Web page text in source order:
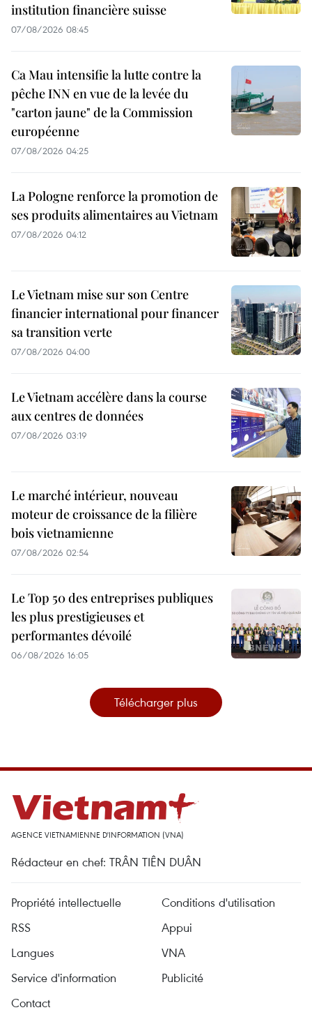
institution financière suisse
07/08/2026 08:45
Ca Mau intensifie la lutte contre la
pêche INN en vue de la levée du
"carton jaune" de la Commission
européenne
07/08/2026 04:25
La Pologne renforce la promotion de
ses produits alimentaires au Vietnam
07/08/2026 04:12
Le Vietnam mise sur son Centre
financier international pour financer
sa transition verte
07/08/2026 04:00
Le Vietnam accélère dans la course
aux centres de données
07/08/2026 03:19
Le marché intérieur, nouveau
moteur de croissance de la filière
bois vietnamienne
07/08/2026 02:54
Le Top 50 des entreprises publiques
les plus prestigieuses et
performantes dévoilé
06/08/2026 16:05
Télécharger plus
AGENCE VIETNAMIENNE D'INFORMATION (VNA)
Rédacteur en chef: TRÂN TIÊN DUÂN
Propriété intellectuelle
Conditions d'utilisation
RSS
Appui
Langues
VNA
Service d'information
Publicité
Contact